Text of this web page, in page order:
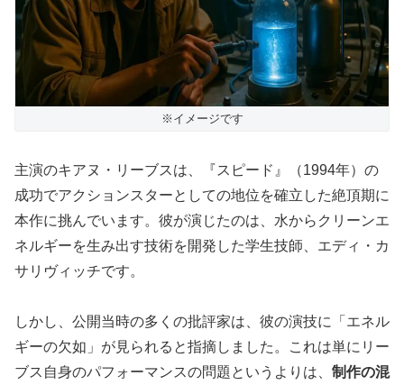
※イメージです
主演のキアヌ・リーブスは、『スピード』（1994年）の
成功でアクションスターとしての地位を確立した絶頂期に
本作に挑んでいます。彼が演じたのは、水からクリーンエ
ネルギーを生み出す技術を開発した学生技師、エディ・カ
サリヴィッチです。
しかし、公開当時の多くの批評家は、彼の演技に「エネル
ギーの欠如」が見られると指摘しました。これは単にリー
ブス自身のパフォーマンスの問題というよりは、 制作の混